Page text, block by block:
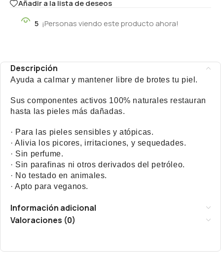
Añadir a la lista de deseos
5 ¡Personas viendo este producto ahora!
Descripción
Ayuda a calmar y mantener libre de brotes tu piel.
Sus componentes activos 100% naturales restauran
hasta las pieles más dañadas.
· Para las pieles sensibles y atópicas.
· Alivia los picores, irritaciones, y sequedades.
· Sin perfume.
· Sin parafinas ni otros derivados del petróleo.
· No testado en animales.
· Apto para veganos.
Información adicional
Valoraciones (0)